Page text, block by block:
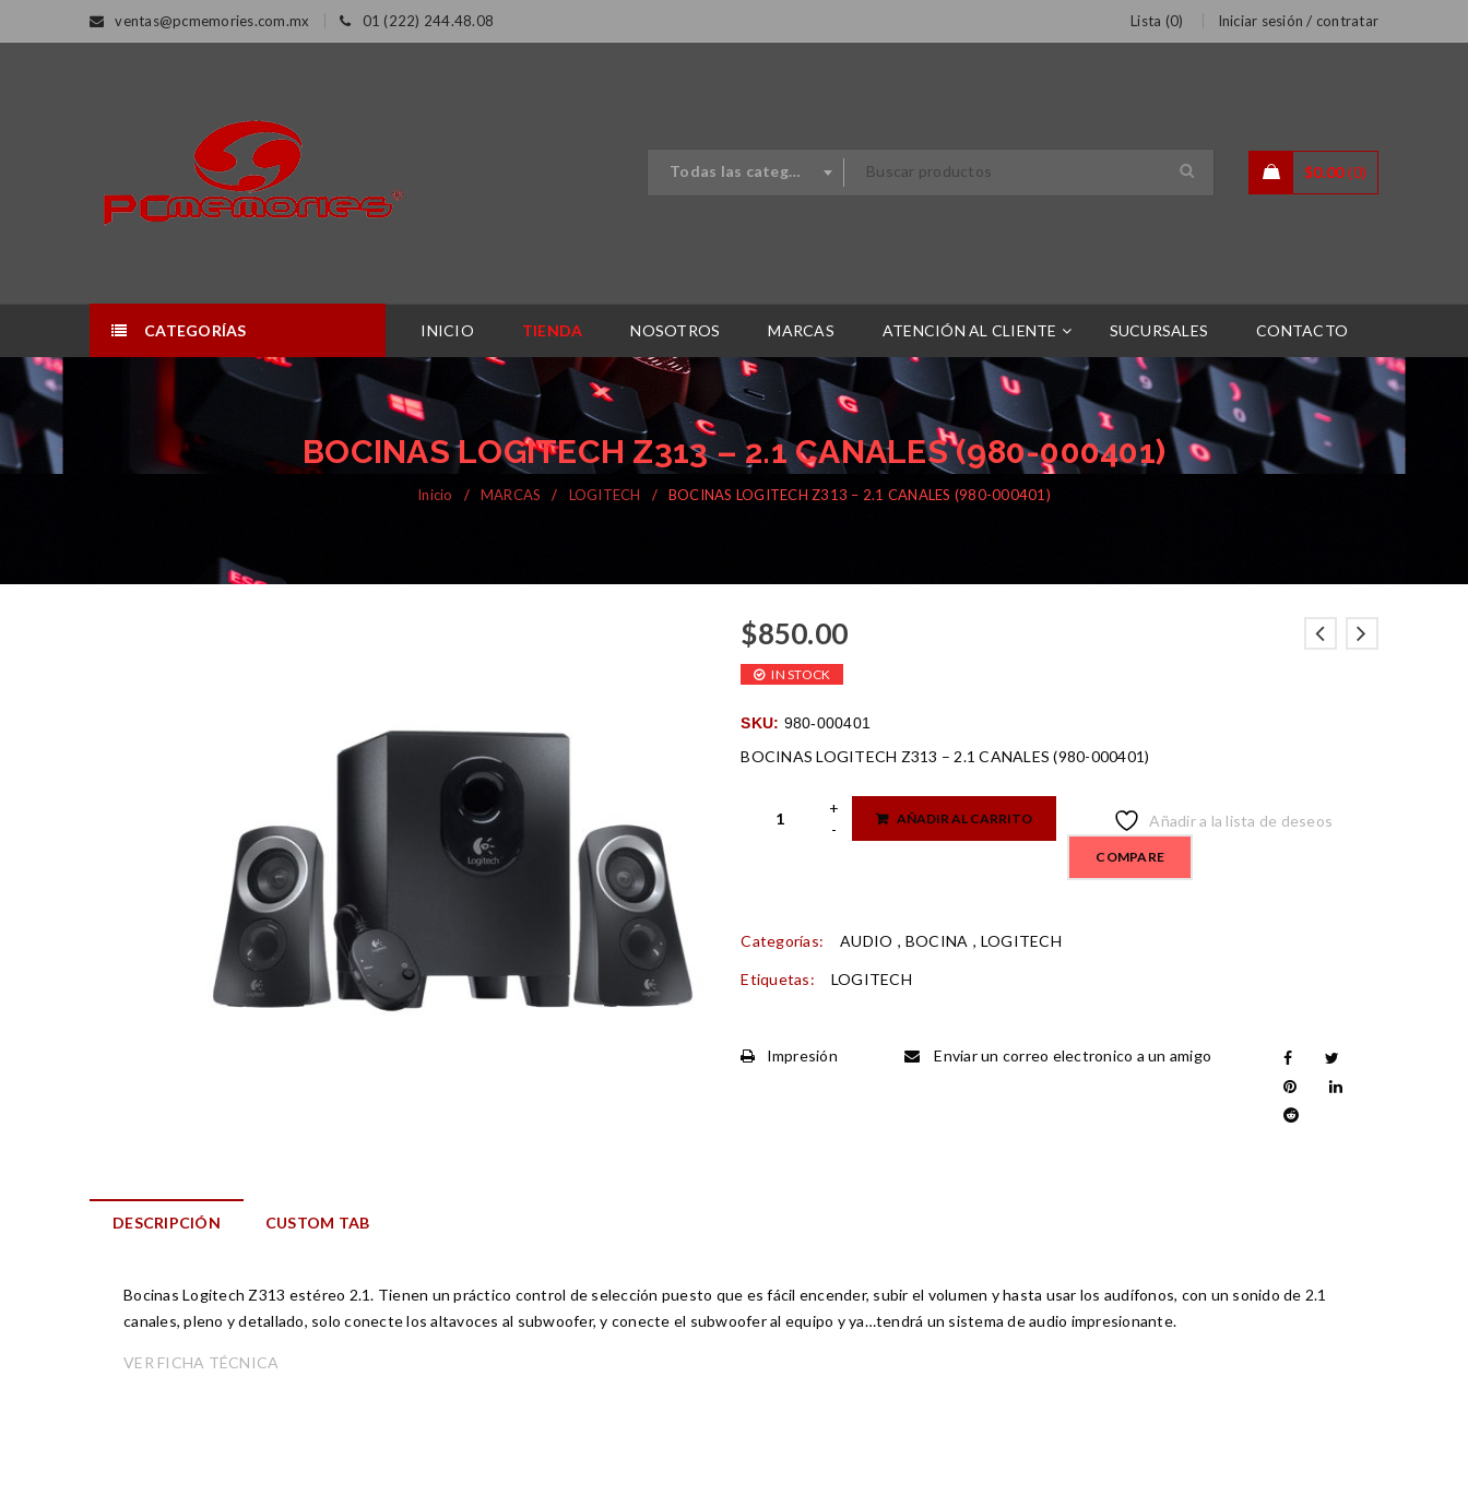
ventas@pcmemories.com.mx 01 (222) 244.48.08 Lista (0) Iniciar sesión / contratar
Todas las categorias $0.00 0
CATEGORÍAS INICIO TIENDA NOSOTROS MARCAS ATENCIÓN AL CLIENTE SUCURSALES CONTACTO
BOCINAS LOGITECH Z313 – 2.1 CANALES (980-000401)
Inicio / MARCAS / LOGITECH / BOCINAS LOGITECH Z313 – 2.1 CANALES (980-000401)
$850.00
IN STOCK
SKU: 980-000401
BOCINAS LOGITECH Z313 – 2.1 CANALES (980-000401)
AÑADIR AL CARRITO Añadir a la lista de deseos
COMPARE
Categorías: AUDIO , BOCINA , LOGITECH
Etiquetas: LOGITECH
Impresión Enviar un correo electronico a un amigo
DESCRIPCIÓN CUSTOM TAB
Bocinas Logitech Z313 estéreo 2.1. Tienen un práctico control de selección puesto que es fácil encender, subir el volumen y hasta usar los audífonos, con un sonido de 2.1
canales, pleno y detallado, solo conecte los altavoces al subwoofer, y conecte el subwoofer al equipo y ya…tendrá un sistema de audio impresionante.
VER FICHA TÉCNICA